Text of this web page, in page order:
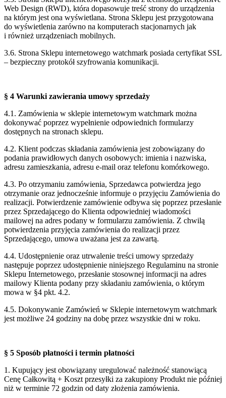
Web Design (RWD), która dopasowuje treść strony do urządzenia
na którym jest ona wyświetlana. Strona Sklepu jest przygotowana
do wyświetlenia zarówno na komputerach stacjonarnych jak
i również urządzeniach mobilnych.
3.6. Strona Sklepu internetowego watchmark posiada certyfikat SSL
– bezpieczny protokół szyfrowania komunikacji.
§ 4 Warunki zawierania umowy sprzedaży
4.1. Zamówienia w sklepie internetowym watchmark można
dokonywać poprzez wypełnienie odpowiednich formularzy
dostępnych na stronach sklepu.
4.2. Klient podczas składania zamówienia jest zobowiązany do
podania prawidłowych danych osobowych: imienia i nazwiska,
adresu zamieszkania, adresu e-mail oraz telefonu komórkowego.
4.3. Po otrzymaniu zamówienia, Sprzedawca potwierdza jego
otrzymanie oraz jednocześnie informuje o przyjęciu Zamówienia do
realizacji. Potwierdzenie zamówienie odbywa się poprzez przesłanie
przez Sprzedającego do Klienta odpowiedniej wiadomości
mailowej na adres podany w formularzu zamówienia. Z chwilą
potwierdzenia przyjęcia zamówienia do realizacji przez
Sprzedającego, umowa uważana jest za zawartą.
4.4. Udostępnienie oraz utrwalenie treści umowy sprzedaży
następuje poprzez udostępnienie niniejszego Regulaminu na stronie
Sklepu Internetowego, przesłanie stosownej informacji na adres
mailowy Klienta podany przy składaniu zamówienia, o którym
mowa w §4 pkt. 4.2.
4.5. Dokonywanie Zamówień w Sklepie internetowym watchmark
jest możliwe 24 godziny na dobę przez wszystkie dni w roku.
§ 5 Sposób płatności i termin płatności
1. Kupujący jest obowiązany uregulować należność stanowiącą
Cenę Całkowitą + Koszt przesyłki za zakupiony Produkt nie później
niż w terminie 72 godzin od daty złożenia zamówienia.